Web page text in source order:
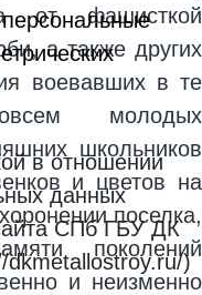
от фашисткой
а также других
воевавших в те
молодых
школьников
и цветов на
поселка,
поколений
и неизменно
в отношении
данных
СПб ГБУ ДК
)